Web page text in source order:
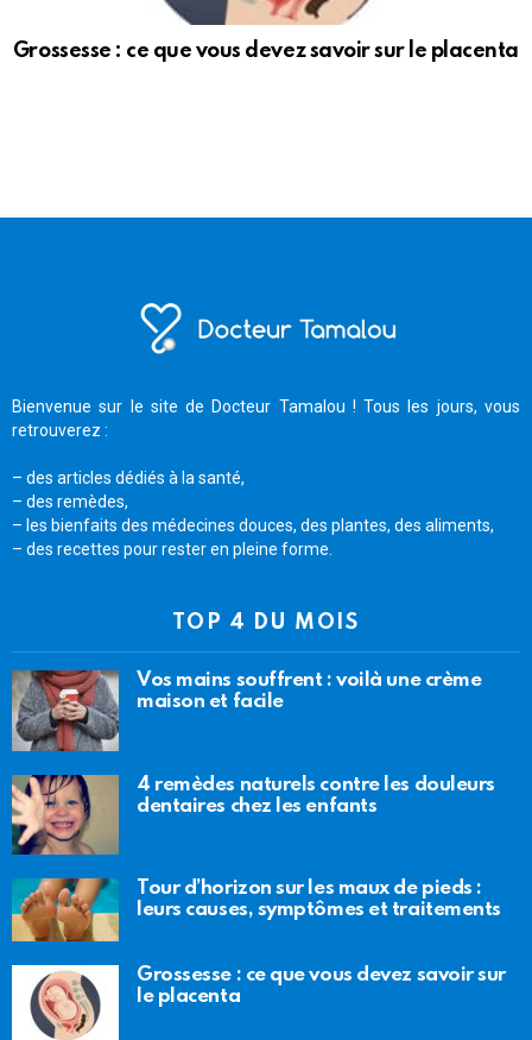
Grossesse : ce que vous devez savoir sur le placenta
Bienvenue sur le site de Docteur Tamalou ! Tous les jours, vous
retrouverez :
– des articles dédiés à la santé,
– des remèdes,
– les bienfaits des médecines douces, des plantes, des aliments,
– des recettes pour rester en pleine forme.
TOP 4 DU MOIS
Vos mains souffrent : voilà une crème
maison et facile
4 remèdes naturels contre les douleurs
dentaires chez les enfants
Tour d’horizon sur les maux de pieds :
leurs causes, symptômes et traitements
Grossesse : ce que vous devez savoir sur
le placenta